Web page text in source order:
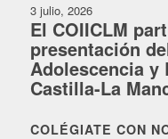
3 julio, 2026
El COIICLM
presentación
Adolescencia y
Castilla-La
COLÉGIATE CON